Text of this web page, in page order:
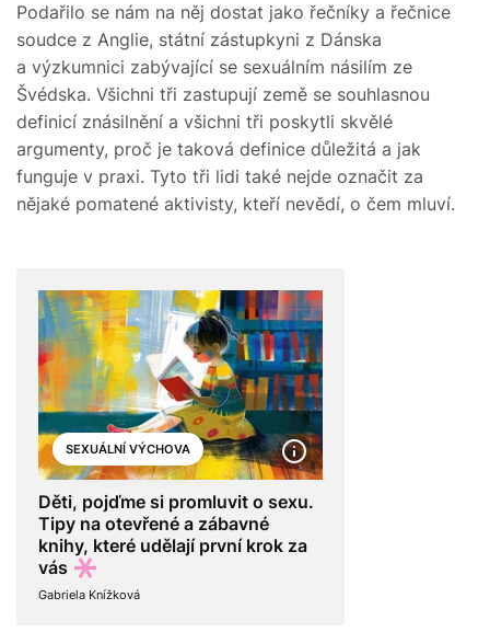
Podařilo se nám na něj dostat jako řečníky a řečnice
soudce z Anglie, státní zástupkyni z Dánska
a výzkumnici zabývající se sexuálním násilím ze
Švédska. Všichni tři zastupují země se souhlasnou
definicí znásilnění a všichni tři poskytli skvělé
argumenty, proč je taková definice důležitá a jak
funguje v praxi. Tyto tři lidi také nejde označit za
nějaké pomatené aktivisty, kteří nevědí, o čem mluví.
SEXUÁLNÍ VÝCHOVA
Děti, pojďme si promluvit o sexu.
Tipy na otevřené a zábavné
knihy, které udělají první krok za
vás
Gabriela Knížková